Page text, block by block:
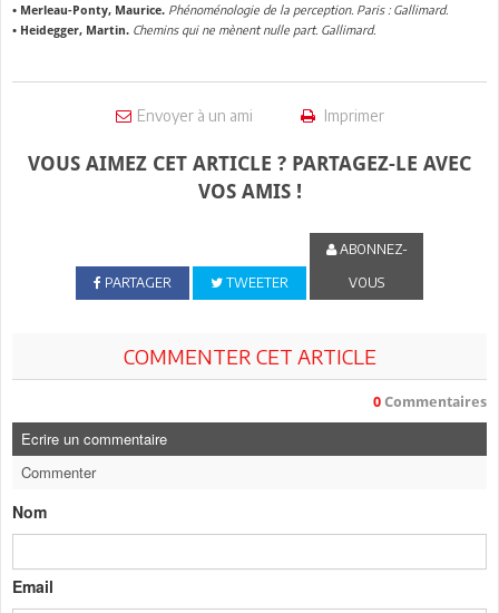
• Merleau-Ponty, Maurice. Phénoménologie de la perception. Paris : Gallimard.
• Heidegger, Martin. Chemins qui ne mènent nulle part. Gallimard.
Envoyer à un ami Imprimer
VOUS AIMEZ CET ARTICLE ? PARTAGEZ-LE AVEC
VOS AMIS !
PARTAGER TWEETER
ABONNEZ-
VOUS
COMMENTER CET ARTICLE
0 Commentaires
Ecrire un commentaire
Commenter
Nom
Email